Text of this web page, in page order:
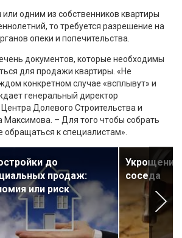
или одним из собственников квартиры
то требуется разрешение на
опеки и попечительства.
документов, которые необходимы
для продажи квартиры. «Не
конкретном случае «всплывут» и
генеральный директор
Долевого Строительства и
– Для того чтобы собрать
обращаться к специалистам».
до
продаж:
или риск
соседа